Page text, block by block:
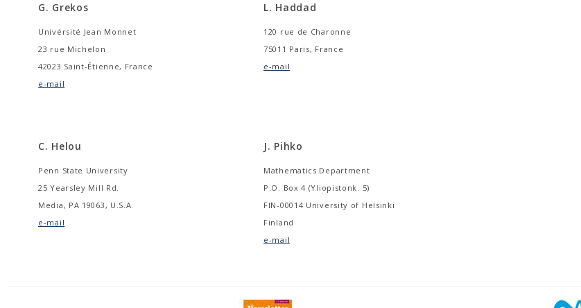
G. Grekos
Univérsité Jean Monnet
23 rue Michelon
42023 Saint-Étienne, France
e-mail
L. Haddad
120 rue de Charonne
75011 Paris, France
e-mail
C. Helou
Penn State University
25 Yearsley Mill Rd.
Media, PA 19063, U.S.A.
e-mail
J. Pihko
Mathematics Department
P.O. Box 4 (Yliopistonk. 5)
FIN-00014 University of Helsinki
Finland
e-mail